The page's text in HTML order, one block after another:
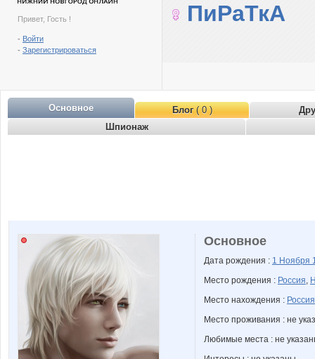
Привет, Гость !
- Войти
- Зарегистрироваться
ПиРаТкА
Основное Блог( 0 )
Шпионаж
Основное
Дата рождения : 1 Ноября
Место рождения : Россия,
Место нахождения : Россия
Место проживания : не
Любимые места : не